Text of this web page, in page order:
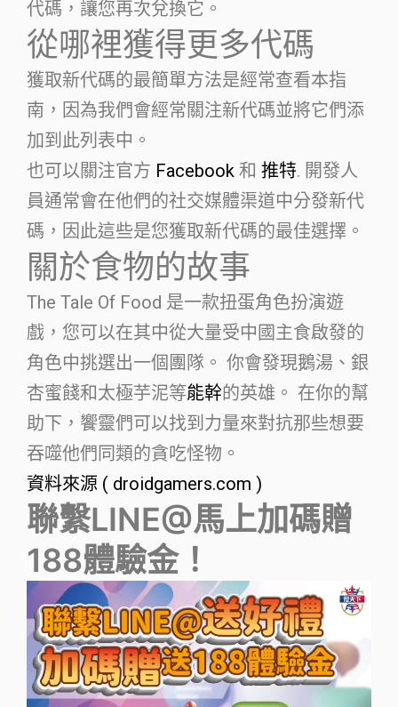
代碼，讓您再次兌換它。
從哪裡獲得更多代碼
獲取新代碼的最簡單方法是經常查看本指
南，因為我們會經常關注新代碼並將它們添
加到此列表中。
也可以關注官方 Facebook 和 推特. 開發人
員通常會在他們的社交媒體渠道中分發新代
碼，因此這些是您獲取新代碼的最佳選擇。
關於食物的故事
The Tale Of Food 是一款扭蛋角色扮演遊
戲，您可以在其中從大量受中國主食啟發的
角色中挑選出一個團隊。 你會發現鵝湯、銀
杏蜜餞和太極芋泥等能幹的英雄。 在你的幫
助下，饗靈們可以找到力量來對抗那些想要
吞噬他們同類的貪吃怪物。
資料來源 ( droidgamers.com )
聯繫LINE@馬上加碼贈
188體驗金！